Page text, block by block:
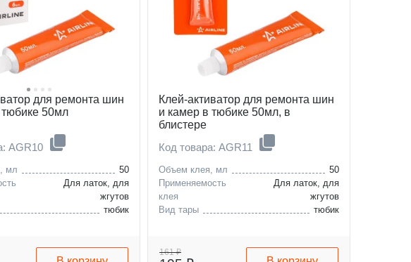
для ремонта шин
50мл
AGR10
мл
50
Для латок, для
жгутов
тюбик
Клей-активатор для ремонта шин
и камер в тюбике 50мл, в
блистере
Код товара: AGR11
Объем клея, мл
50
Применяемость
клея
Для латок, для
жгутов
Вид тары
тюбик
161 ₽